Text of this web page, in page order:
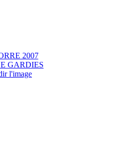
l'image